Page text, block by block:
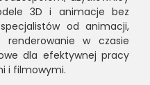
3D i animacje bez
od animacji,
w czasie
dla efektywnej pracy
i filmowymi.